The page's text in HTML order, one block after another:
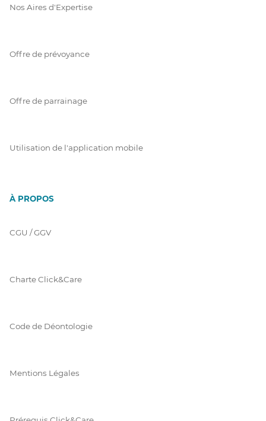
Nos Aires d'Expertise
Offre de prévoyance
Offre de parrainage
Utilisation de l'application mobile
À PROPOS
CGU / GGV
Charte Click&Care
Code de Déontologie
Mentions Légales